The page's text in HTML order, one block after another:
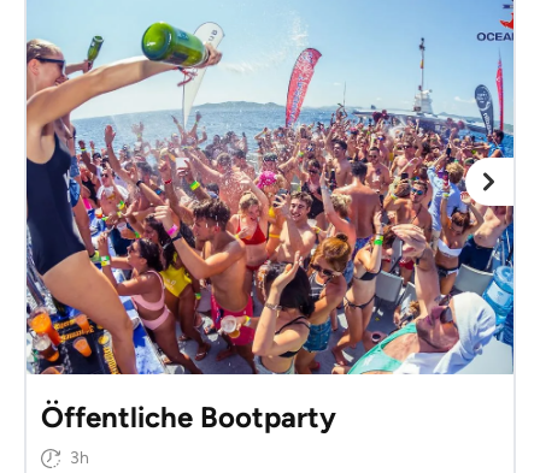
Öffentliche Bootparty
3h